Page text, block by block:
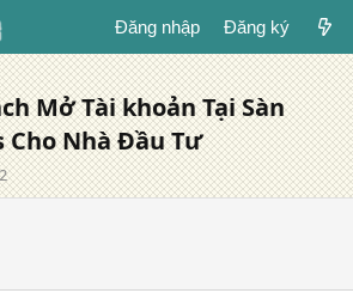
Đăng nhập Đăng ký
Mở Tài khoản Tại Sàn
Nhà Đầu Tư